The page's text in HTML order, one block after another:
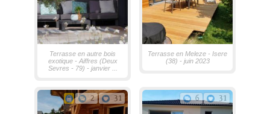
Terrasse en autre bois
exotique - Aiffres (Deux
Sevres - 79) - janvier ...
Terrasse en Meleze - Isere
(38) - juin 2023
2 31 6 31